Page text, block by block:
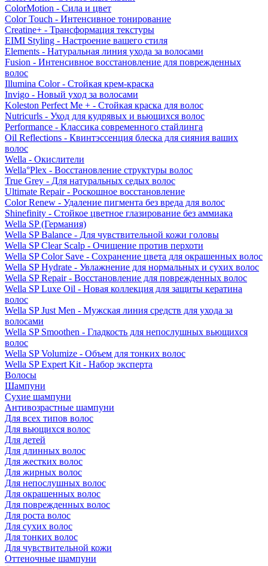
ColorMotion - Сила и цвет
Color Touch - Интенсивное тонирование
Creatine+ - Трансформация текстуры
EIMI Styling - Настроение вашего стиля
Elements - Натуральная линия ухода за волосами
Fusion - Интенсивное восстановление для поврежденных
волос
Illumina Color - Стойкая крем-краска
Invigo - Новый уход за волосами
Koleston Perfect Me + - Стойкая краска для волос
Nutricurls - Уход для кудрявых и вьющихся волос
Performance - Классика современного стайлинга
Oil Reflections - Квинтэссенция блеска для сияния ваших
волос
Wella - Окислители
Wella°Plex - Восстановление структуры волос
True Grey - Для натуральных седых волос
Ultimate Repair - Роскошное восстановление
Color Renew - Удаление пигмента без вреда для волос
Shinefinity - Стойкое цветное глазирование без аммиака
Wella SP (Германия)
Wella SP Balance - Для чувствительной кожи головы
Wella SP Clear Scalp - Очищение против перхоти
Wella SP Color Save - Сохранение цвета для окрашенных волос
Wella SP Hydrate - Увлажнение для нормальных и сухих волос
Wella SP Repair - Восстановление для поврежденных волос
Wella SP Luxe Oil - Новая коллекция для защиты кератина
волос
Wella SP Just Men - Мужская линия средств для ухода за
волосами
Wella SP Smoothen - Гладкость для непослушных вьющихся
волос
Wella SP Volumize - Объем для тонких волос
Wella SP Expert Kit - Набор эксперта
Волосы
Шампуни
Сухие шампуни
Антивозрастные шампуни
Для всех типов волос
Для вьющихся волос
Для детей
Для длинных волос
Для жестких волос
Для жирных волос
Для непослушных волос
Для окрашенных волос
Для поврежденных волос
Для роста волос
Для сухих волос
Для тонких волос
Для чувствительной кожи
Оттеночные шампуни